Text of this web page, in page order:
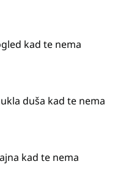
kad te nema
duša kad te nema
kad te nema